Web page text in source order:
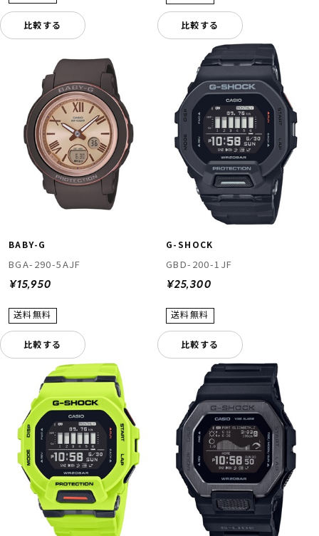
比較する 比較する
BABY-G
BGA-290-5AJF
¥15,950
比較する
G-SHOCK
GBD-200-1JF
¥25,300
比較する